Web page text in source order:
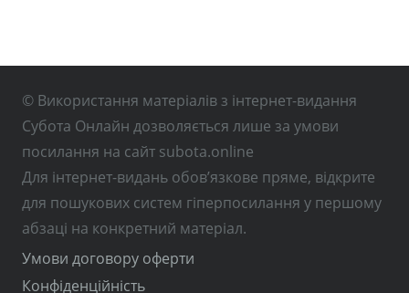
© Використання матеріалів з інтернет-видання
Субота Онлайн дозволяється лише за умови
посилання на сайт subota.online
Для інтернет-видань обов’язкове пряме, відкрите
для пошукових систем гіперпосилання у першому
абзаці на конкретний матеріал.
Умови договору оферти
Конфіденційність